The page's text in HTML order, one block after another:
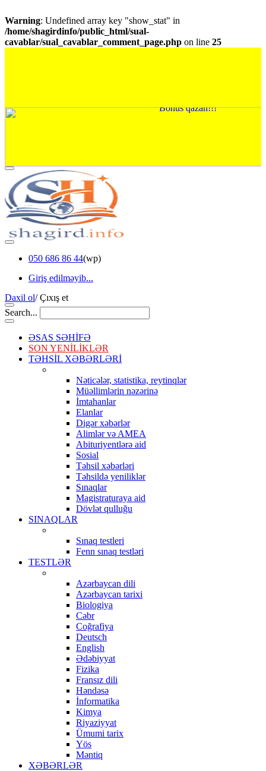
Warning: Undefined array key "show_stat" in
/home/shagirdinfo/public_html/sual-
cavablar/sual_cavablar_comment_page.php on line 25
050 686 86 44(wp)
Giriş edilməyib...
Daxil ol/Çıxış et
Search...
ƏSAS SƏHİFƏ
SON YENİLİKLƏR
TƏHSİL XƏBƏRLƏRİ
Nəticələr, statistika, reytinqlər
Müəllimlərin nəzərinə
İmtahanlar
Elanlar
Digər xəbərlər
Alimlər və AMEA
Abituriyentlərə aid
Sosial
Təhsil xəbərləri
Təhsildə yeniliklər
Sınaqlar
Magistraturaya aid
Dövlət qulluğu
SINAQLAR
Sınaq testleri
Fenn sınaq testləri
TESTLƏR
Azərbaycan dili
Azərbaycan tarixi
Biologiya
Cəbr
Coğrafiya
Deutsch
English
Ədəbiyyat
Fizika
Fransız dili
Həndəsə
İnformatika
Kimya
Riyaziyyat
Ümumi tarix
Yös
Məntiq
XƏBƏRLƏR